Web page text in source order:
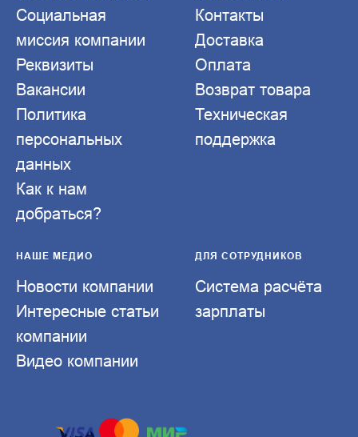
Социальная
миссия компании
Реквизиты
Вакансии
Политика
персональных
данных
Как к нам
добраться?
Контакты
Доставка
Оплата
Возврат товара
Техническая
поддержка
НАШЕ МЕДИО
Новости компании
Интересные статьи
компании
Видео компании
ДЛЯ СОТРУДНИКОВ
Система расчёта
зарплаты